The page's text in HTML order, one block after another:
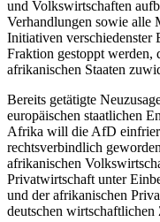
und Volkswirtschaften
Verhandlungen sowie alle
Initiativen verschiedenster
Fraktion gestoppt werden,
afrikanischen Staaten
Bereits getätigte
europäischen staatlichen
Afrika will die AfD
rechtsverbindlich
afrikanischen
Privatwirtschaft unter
und der afrikanischen
deutschen